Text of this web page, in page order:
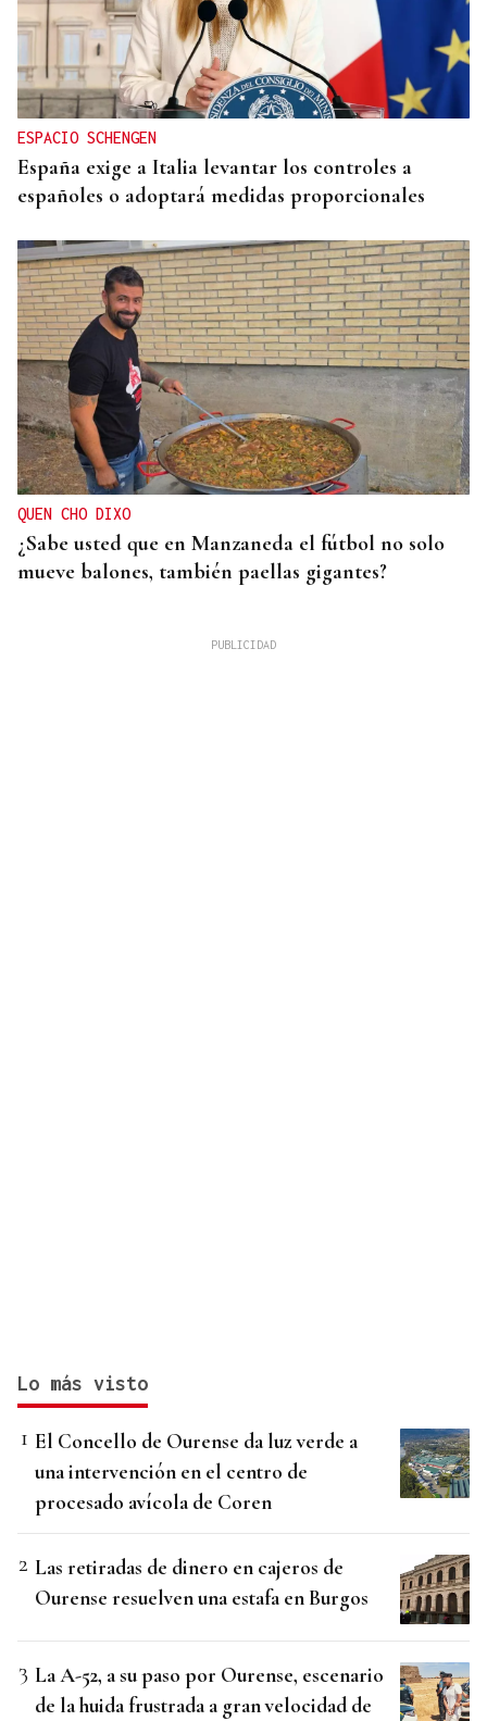
ESPACIO SCHENGEN
España exige a Italia levantar los controles a
españoles o adoptará medidas proporcionales
QUEN CHO DIXO
¿Sabe usted que en Manzaneda el fútbol no solo
mueve balones, también paellas gigantes?
Lo más visto
El Concello de Ourense da luz verde a
una intervención en el centro de
procesado avícola de Coren
Las retiradas de dinero en cajeros de
Ourense resuelven una estafa en Burgos
La A-52, a su paso por Ourense, escenario
de la huida frustrada a gran velocidad de